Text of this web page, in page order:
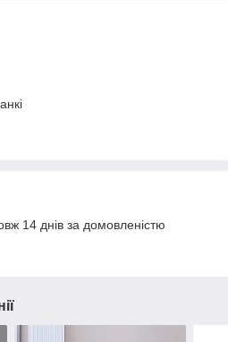
14 днів за домовленістю